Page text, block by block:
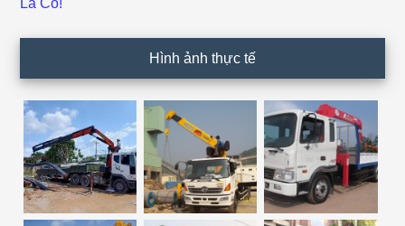
Hình ảnh thực tế